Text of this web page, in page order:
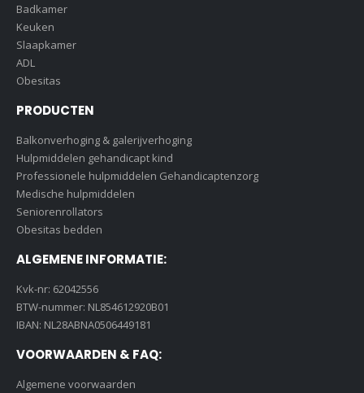
Badkamer
Keuken
Slaapkamer
ADL
Obesitas
PRODUCTEN
Balkonverhoging & galerijverhoging
Hulpmiddelen gehandicapt kind
Professionele hulpmiddelen Gehandicaptenzorg
Medische hulpmiddelen
Seniorenrollators
Obesitas bedden
ALGEMENE INFORMATIE:
Kvk-nr: 62042556
BTW-nummer: NL854612920B01
IBAN: NL28ABNA0506449181
VOORWAARDEN & FAQ:
Algemene voorwaarden